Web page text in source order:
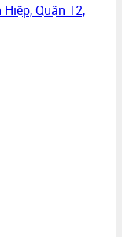
Quận 12,